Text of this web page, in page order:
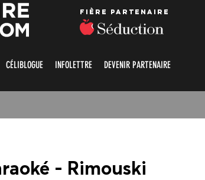
Fière partenaire
CÉLIBLOGUE INFOLETTRE DEVENIR PARTENAIRE
- Rimouski